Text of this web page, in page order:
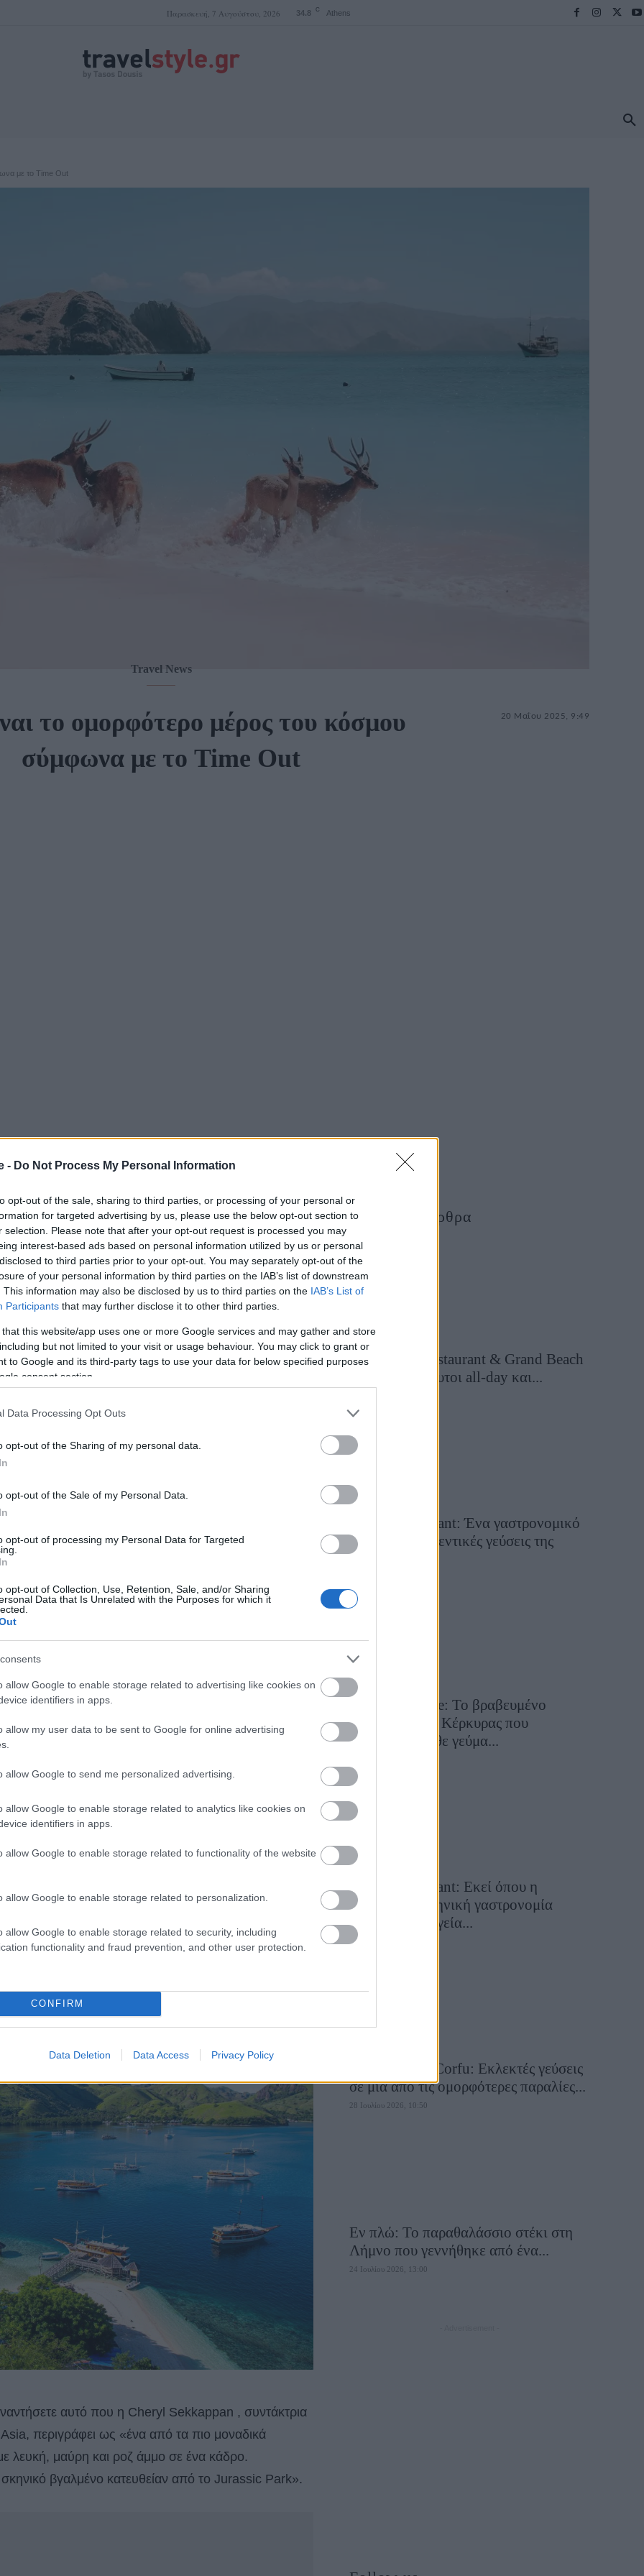
- Do Not Process My Personal Information
opt-out of the sale, sharing to third parties, or processing of your personal or
for targeted advertising by us, please use the below opt-out section to
selection. Please note that after your opt-out request is processed you may
interest-based ads based on personal information utilized by us or personal
to third parties prior to your opt-out. You may separately opt-out of the
of your personal information by third parties on the IAB’s list of downstream
This information may also be disclosed by us to third parties on the IAB’s List of
Participants that may further disclose it to other third parties.
that this website/app uses one or more Google services and may gather and store
but not limited to your visit or usage behaviour. You may click to grant or
to Google and its third-party tags to use your data for below specified purposes
consent section.
Data Processing Opt Outs
opt-out of the Sharing of my personal data.
opt-out of the Sale of my Personal Data.
opt-out of processing my Personal Data for Targeted
opt-out of Collection, Use, Retention, Sale, and/or Sharing
Data that Is Unrelated with the Purposes for which it
allow Google to enable storage related to advertising like cookies on
identifiers in apps.
allow my user data to be sent to Google for online advertising
allow Google to send me personalized advertising.
allow Google to enable storage related to analytics like cookies on
identifiers in apps.
allow Google to enable storage related to functionality of the website
allow Google to enable storage related to personalization.
allow Google to enable storage related to security, including
functionality and fraud prevention, and other user protection.
CONFIRM
Data Deletion Data Access Privacy Policy
Παρασκευή, 7 Αυγούστου, 2026 34.8 C Athens
με το Time Out
Travel News
το ομορφότερο μέρος του κόσμου
σύμφωνα με το Time Out
20 Μαΐου 2025, 9:49
για τα πανέμορφα αξιοθέατα, σημεία της
που θα δείτε παρακάτω αναδείχτηκε ο νικητής
κοιτάζει, αλλά υπάρχουν κάποια μέρη στον πλανήτη
– είναι τόσο εξαιρετικά που (σχεδόν) όλοι μας
μέρη του πλανήτη, η οποία περιλαμβάνει
με κόκκινους βράχους στη Βόρεια Αμερική ,
ερημικές εκτάσεις στην Αφρική.
και κατέκτησε την πρώτη θέση για το
Νούσα Τενγκάρα της Ινδονησίας .
αυτό που η Cheryl Sekkappan , συντάκτρια
περιγράφει ως «ένα από τα πιο μοναδικά
λευκή, μαύρη και ροζ άμμο σε ένα κάδρο.
βγαλμένο κατευθείαν από το Jurassic Park».
Τελευταία Άρθρα
Grand Asia Restaurant & Grand Beach
Club: Οι απόλυτοι all-day και...
Tsapis Restaurant: Ένα γαστρονομικό
ταξίδι στις αυθεντικές γεύσεις της
Σίφνου!
Toula’s Seaside: Το βραβευμένο
εστιατόριο της Κέρκυρας που
μετατρέπει κάθε γεύμα...
Cavos Restaurant: Εκεί όπου η
αυθεντική ελληνική γαστρονομία
συναντά τη μαγεία...
28 Ιουλίου 2026, 10:58
Aiolia Avlaki Corfu: Εκλεκτές γεύσεις
σε μία από τις ομορφότερες παραλίες...
28 Ιουλίου 2026, 10:50
Εν πλώ: Το παραθαλάσσιο στέκι στη
Λήμνο που γεννήθηκε από ένα...
24 Ιουλίου 2026, 13:00